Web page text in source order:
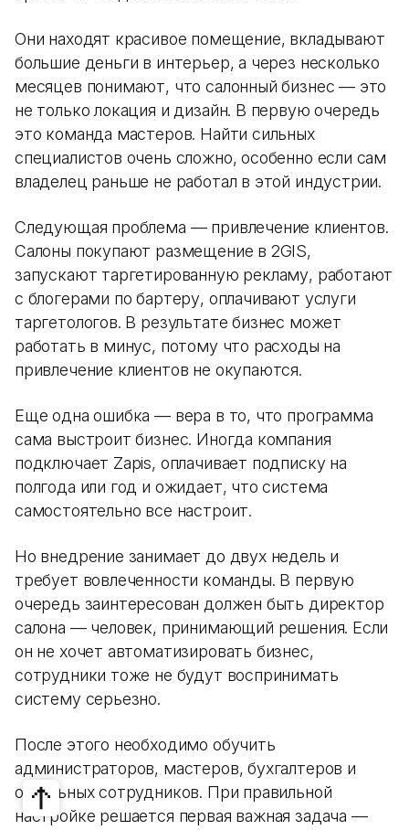
Они находят красивое помещение, вкладывают
большие деньги в интерьер, а через несколько
месяцев понимают, что салонный бизнес — это
не только локация и дизайн. В первую очередь
это команда мастеров. Найти сильных
специалистов очень сложно, особенно если сам
владелец раньше не работал в этой индустрии.
Следующая проблема — привлечение клиентов.
Салоны покупают размещение в 2GIS,
запускают таргетированную рекламу, работают
с блогерами по бартеру, оплачивают услуги
таргетологов. В результате бизнес может
работать в минус, потому что расходы на
привлечение клиентов не окупаются.
Еще одна ошибка — вера в то, что программа
сама выстроит бизнес. Иногда компания
подключает Zapis, оплачивает подписку на
полгода или год и ожидает, что система
самостоятельно все настроит.
Но внедрение занимает до двух недель и
требует вовлеченности команды. В первую
очередь заинтересован должен быть директор
салона — человек, принимающий решения. Если
он не хочет автоматизировать бизнес,
сотрудники тоже не будут воспринимать
систему серьезно.
После этого необходимо обучить
администраторов, мастеров, бухгалтеров и
остальных сотрудников. При правильной
настройке решается первая важная задача —